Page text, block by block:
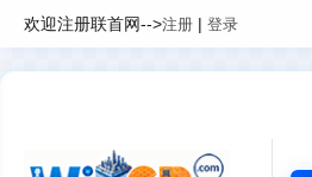
欢迎注册联首网-->注册 | 登录